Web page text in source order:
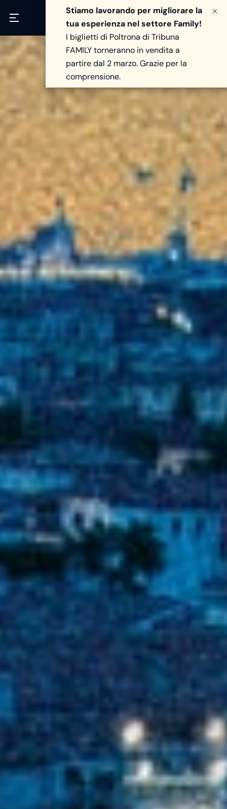
Stiamo lavorando per migliorare la
tua esperienza nel settore Family!
I biglietti di Poltrona di Tribuna
FAMILY torneranno in vendita a
partire dal 2 marzo. Grazie per la
comprensione.